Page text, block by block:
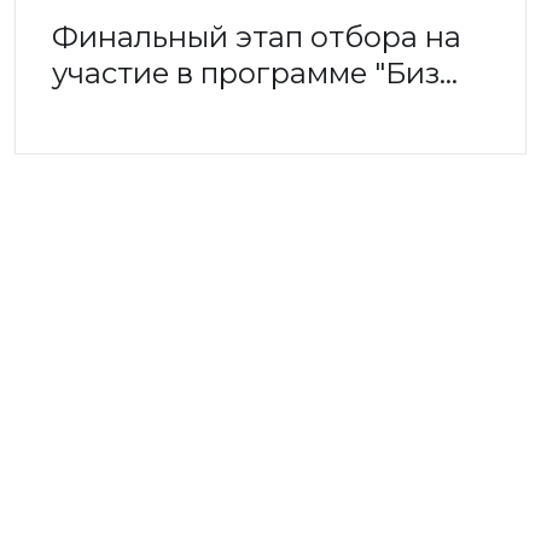
Финальный этап отбора на
участие в программе "Биз…